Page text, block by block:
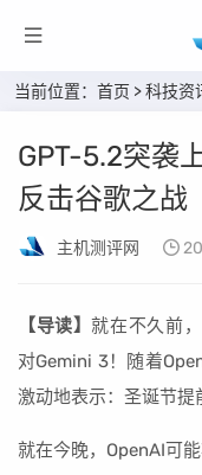
当前位置： 首页 >科技资
GPT-5.2突袭
反击谷歌之战
主机测评网
【导读】就在不久前
对Gemini 3！随着
激动地表示：圣诞节提
就在今晚，OpenAI可